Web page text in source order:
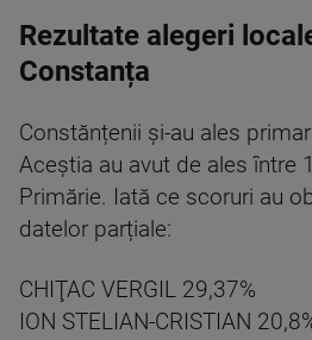
Rezultate alegeri
Constanța
Constănțenii și-au ales
Aceștia au avut de ales între
Primărie. Iată ce scoruri au
datelor parțiale:
CHIŢAC VERGIL 29,37%
ION STELIAN-CRISTIAN